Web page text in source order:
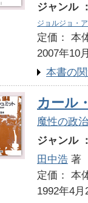
ジャンル
ジョルジョ・
定価：
2007年10
本書の
カール
魔性の政
ジャンル
田中浩 著
定価：
1992年4月